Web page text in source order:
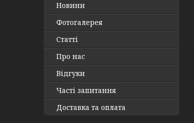
Новини
Фотогалерея
Статті
Про нас
Відгуки
Часті запитання
Доставка та оплата